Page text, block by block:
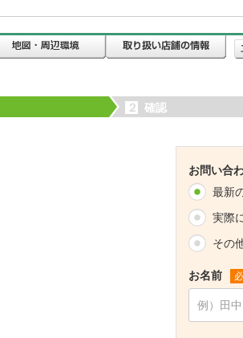
２ 確認
お問い合
最新
実際
その
お名前